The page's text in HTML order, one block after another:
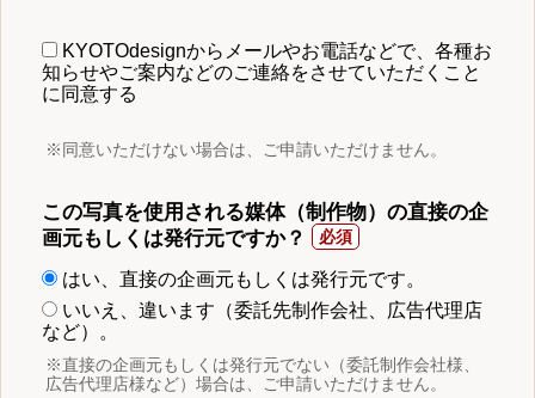
KYOTOdesignからメールやお電話などで、各種お
知らせやご案内などのご連絡をさせていただくこと
に同意する
※同意いただけない場合は、ご申請いただけません。
この写真を使用される媒体（制作物）の直接の企
画元もしくは発行元ですか？
はい、直接の企画元もしくは発行元です。
いいえ、違います（委託先制作会社、広告代理店
など）。
※直接の企画元もしくは発行元でない（委託制作会社様、
広告代理店様など）場合は、ご申請いただけません。